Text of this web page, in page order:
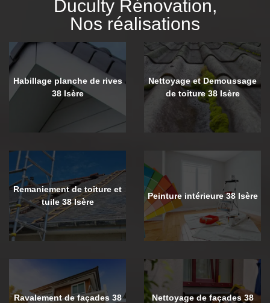
Duculty Rénovation,
Nos réalisations
Habillage planche de rives
38 Isère
Nettoyage et Demoussage
de toiture 38 Isère
Remaniement de toiture et
tuile 38 Isère
Peinture intérieure 38 Isère
Ravalement de façades 38
Nettoyage de façades 38